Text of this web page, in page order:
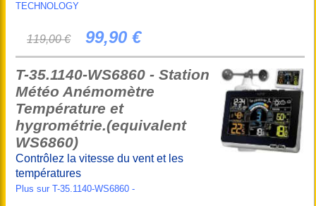
TECHNOLOGY
119,00 € 99,90 €
T-35.1140-WS6860 - Station
Météo Anémomètre
Température et
hygrométrie.(equivalent
WS6860)
Contrôlez la vitesse du vent et les
températures
Plus sur T-35.1140-WS6860 -